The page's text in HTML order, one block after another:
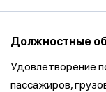
Должностные
Удовлетворение
пассажиров,